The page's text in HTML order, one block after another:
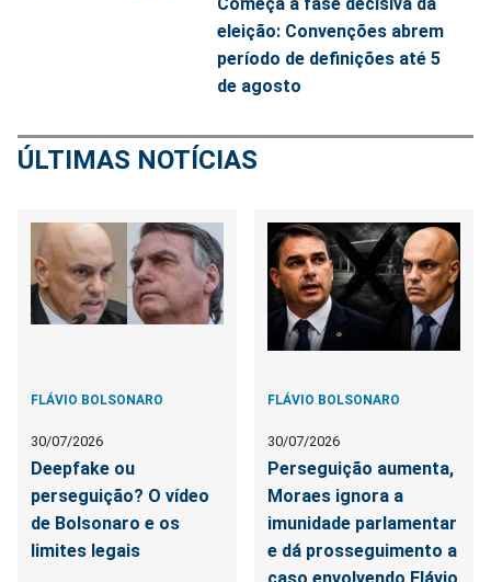
Começa a fase decisiva da
eleição: Convenções abrem
período de definições até 5
de agosto
ÚLTIMAS NOTÍCIAS
FLÁVIO BOLSONARO
30/07/2026
Deepfake ou
perseguição? O vídeo
de Bolsonaro e os
limites legais
FLÁVIO BOLSONARO
30/07/2026
Perseguição aumenta,
Moraes ignora a
imunidade parlamentar
e dá prosseguimento a